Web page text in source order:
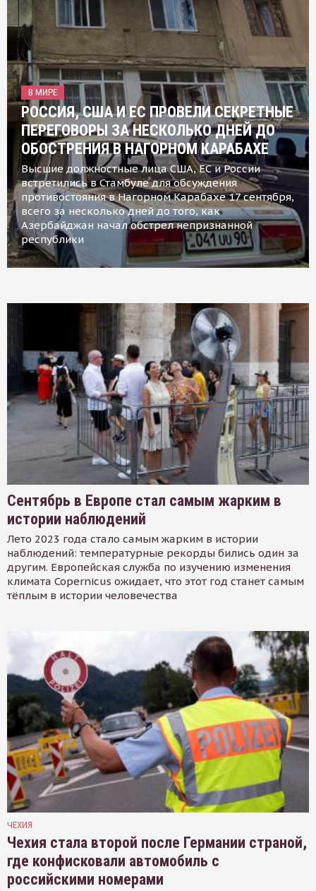
В МИРЕ
РОССИЯ, США И ЕС ПРОВЕЛИ СЕКРЕТНЫЕ
ПЕРЕГОВОРЫ ЗА НЕСКОЛЬКО ДНЕЙ ДО
ОБОСТРЕНИЯ В НАГОРНОМ КАРАБАХЕ
Высшие должностные лица США, ЕС и России
встретились в Стамбуле для обсуждения
противостояния в Нагорном Карабахе 17 сентября,
всего за несколько дней до того, как
Азербайджан начал обстрел непризнанной
республики
Сентябрь в Европе стал самым жарким в
истории наблюдений
Лето 2023 года стало самым жарким в истории
наблюдений: температурные рекорды бились один за
другим. Европейская служба по изучению изменения
климата Copernicus ожидает, что этот год станет самым
тёплым в истории человечества
ЧЕХИЯ
Чехия стала второй после Германии страной,
где конфисковали автомобиль с
российскими номерами